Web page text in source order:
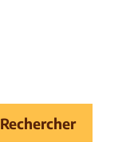
Rechercher